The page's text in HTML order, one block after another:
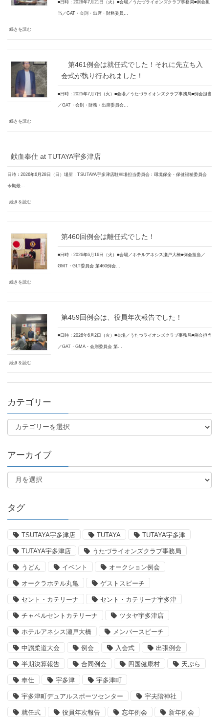
■日時：2026年7月21日（火）■会場／うたづライオンズクラブ事務局■例会担
当／GAT・会則・出席・財務委員…
続きを読む
第461例会は就任式でした！それに先立ち入
会式が執り行われました！
■日時：2025年7月7日（火）■会場／うたづライオンズクラブ事務局■例会担当
／GAT・会則・財務・出席委員会…
続きを読む
献血奉仕 at TUTAYA宇多津店
日時：2026年6月28日（日）場所：TSUTAYA宇多津店駐車場担当委員会：環境保全・保健福祉委員会
今期最…
続きを読む
第460回例会は離任式でした！
■日時：2026年6月16日（火）■会場／ホテルアネシス瀬戸大橋■例会担当／
GMT・GLT委員会 第460例会…
続きを読む
第459回例会は、役員年次報告でした！
■日時：2026年6月2日（火）■会場／うたづライオンズクラブ事務局■例会担当
／GAT・GMA・会則委員会 第…
続きを読む
カテゴリー
アーカイブ
タグ
TSUTAYA宇多津店 TUTAYA TUTAYA宇多津
TUTAYA宇多津店 うたづライオンズクラブ事務局
うどん イベント オークション例会
オークラホテル丸亀 ゲストスピーチ
セント・カテリーナ セント・カテリーナ宇多津
チャペルセントカテリーナ ツタヤ宇多津店
ホテルアネシス瀬戸大橋 メンバースピーチ
中讃柔道大会 例会 入会式 出張例会
半期決算報告 合同例会 四国健康村 天ぷら
奉仕 宇多津 宇多津町
宇多津町デュアルスポーツセンター 宇夫階神社
就任式 役員年次報告 忘年例会 新年例会